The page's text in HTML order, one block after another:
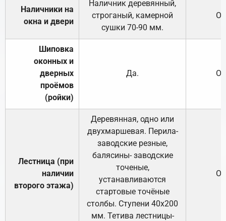
Наличники на
окна и двери
Наличник деревянный,
строганый, камерной
сушки 70-90 мм.
Шиповка
оконных и
дверных
проёмов
(ройки)
Да.
Лестница (при
наличии
второго этажа)
Деревянная, одно или
двухмаршевая. Перила-
заводские резные,
балясины- заводские
точеные,
устанавливаются
стартовые точёные
столбы. Ступени 40х200
мм. Тетива лестницы-